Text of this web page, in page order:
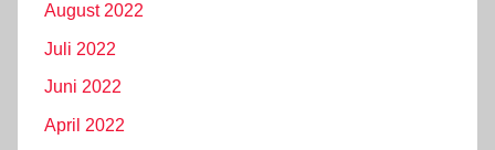
August 2022
Juli 2022
Juni 2022
April 2022